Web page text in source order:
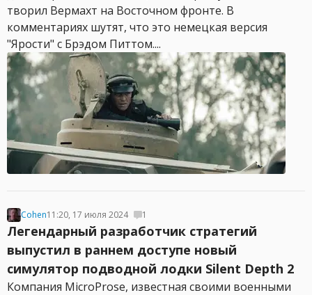
творил Вермахт на Восточном фронте. В
комментариях шутят, что это немецкая версия
"Ярости" с Брэдом Питтом....
Cohen11:20, 17 июля 2024 1
Легендарный разработчик стратегий
выпустил в раннем доступе новый
симулятор подводной лодки Silent Depth 2
Компания MicroProse, известная своими военными